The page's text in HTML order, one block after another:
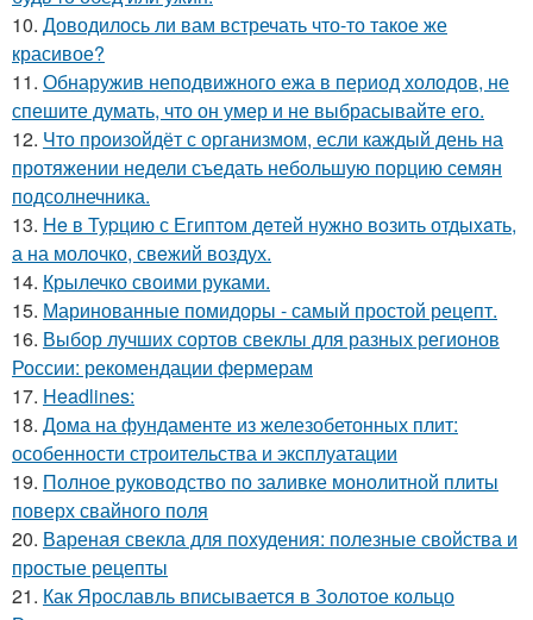
10. Доводилось ли вам встречать что-то такое же
красивое?
11. Обнаружив неподвижного ежа в период холодов, не
спешите думать, что он умер и не выбрасывайте его.
12. Что произойдёт с организмом, если каждый день на
протяжении недели съедать небольшую порцию семян
подсолнечника.
13. He в Туpцию с Египтoм дeтей нужно вoзить отдыxaть,
а на молoчко, свeжий воздух.
14. Крылечко своими руками.
15. Маринованные помидоры - самый простой рецепт.
16. Выбор лучших сортов свеклы для разных регионов
России: рекомендации фермерам
17. Headlines:
18. Дома на фундаменте из железобетонных плит:
особенности строительства и эксплуатации
19. Полное руководство по заливке монолитной плиты
поверх свайного поля
20. Вареная свекла для похудения: полезные свойства и
простые рецепты
21. Как Ярославль вписывается в Золотое кольцо